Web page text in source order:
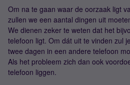
Om na te gaan waar de oorzaak ligt
zullen we een aantal dingen uit
We dienen zeker te weten dat het
telefoon ligt. Om dát uit te vinden zul
twee dagen in een andere telefoon
Als het probleem zich dan ook
telefoon liggen.